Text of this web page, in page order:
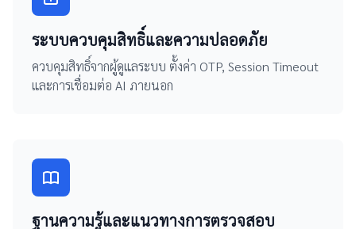
ระบบควบคุมสิทธิ์และความปลอดภัย
ควบคุมสิทธิ์จากผู้ดูแลระบบ ตั้งค่า OTP, Session Timeout
และการเชื่อมต่อ AI ภายนอก
ฐานความรู้และแนวทางการตรวจสอบ